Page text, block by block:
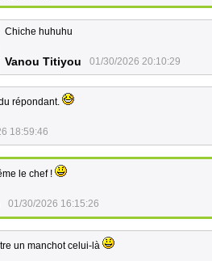
Chiche huhuhu
Vanou Titiyou 01/30/2026 20:10:29
répondant.
18:59:46
le chef !
01/30/2026 16:15:26
un manchot celui-là